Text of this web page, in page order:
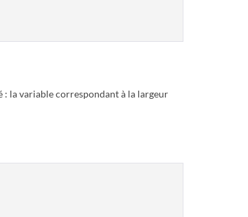
: la variable correspondant à la largeur